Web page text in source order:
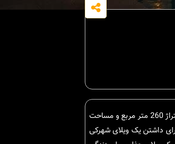
با یک ویلای مدرن دوبلکس اینبار به روستایی با مردمان خون گرم و مهربان و ویلایی نشین ونوش می رویم : ویلایی مدرنیزه با متراژ 260 متر مربع و مساحت
مناسب برای داشتن یک ویلای شهرکی